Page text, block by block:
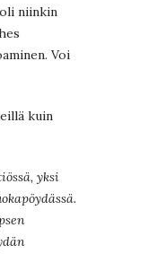
niinkin
Voi
kuin
yksi